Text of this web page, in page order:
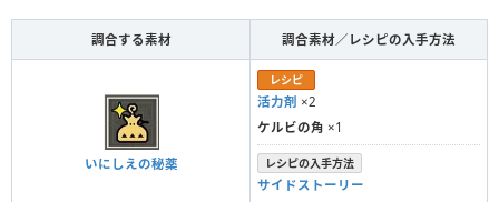
調合する素材 調合素材／レシピの入手方法
いにしえの秘薬
レシピ
活力剤 ×2
ケルビの角 ×1
レシピの入手方法
サイドストーリー